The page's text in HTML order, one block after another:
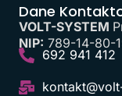
Dane
VOLT-SYSTEM
NIP: 789-14-80-
692 941 412